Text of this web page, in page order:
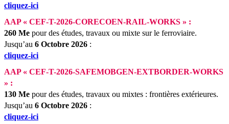
cliquez-ici
AAP « CEF-T-2026-CORECOEN-RAIL-WORKS » :
260 Me pour des études, travaux ou mixte sur le ferroviaire.
Jusqu’au 6 Octobre 2026 :
cliquez-ici
AAP « CEF-T-2026-SAFEMOBGEN-EXTBORDER-WORKS
» :
130 Me pour des études, travaux ou mixtes : frontières extérieures.
Jusqu’au 6 Octobre 2026 :
cliquez-ici